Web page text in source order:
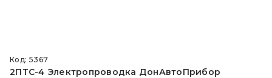
Код: 5367
2ПТС-4 Электропроводка ДонАвтоПрибор